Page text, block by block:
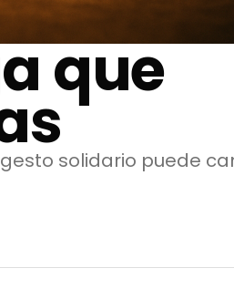
que
solidario puede